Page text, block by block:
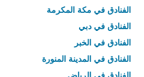
الفنادق في مكة المكرمة
الفنادق في دبي
الفنادق في الخبر
الفنادق في المدينة المنورة